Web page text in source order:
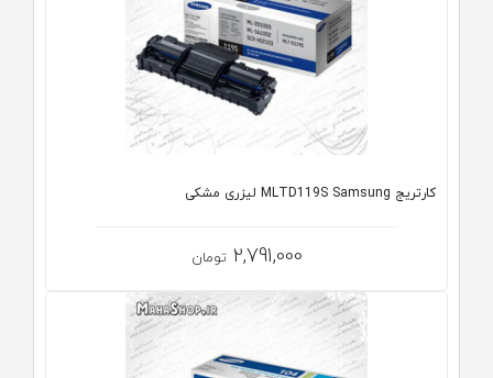
کارتریج MLTD119S Samsung لیزری مشکی
2,791,000 تومان